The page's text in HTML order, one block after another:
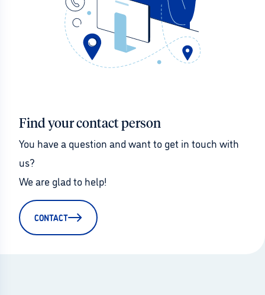
Find your contact person
You have a question and want to get in touch with
us?
We are glad to help!
CONTACT